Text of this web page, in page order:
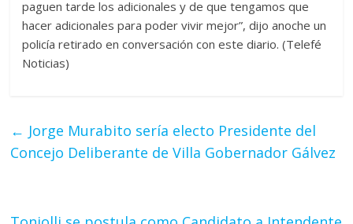
paguen tarde los adicionales y de que tengamos que
hacer adicionales para poder vivir mejor”, dijo anoche un
policía retirado en conversación con este diario. (Telefé
Noticias)
← Jorge Murabito sería electo Presidente del
Concejo Deliberante de Villa Gobernador Gálvez